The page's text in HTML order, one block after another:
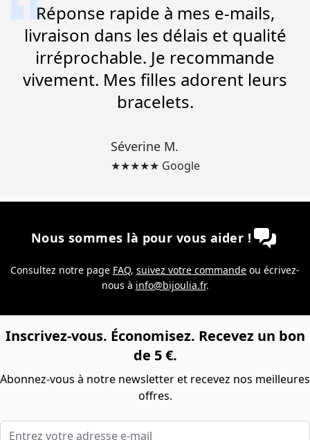
Réponse rapide à mes e-mails,
livraison dans les délais et qualité
irréprochable. Je recommande
vivement. Mes filles adorent leurs
bracelets.
Séverine M.
★★★★★ Google
Nous sommes là pour vous aider !
Consultez notre page FAQ, suivez votre commande ou écrivez-
nous à info@bijoulia.fr.
Inscrivez-vous. Économisez. Recevez un bon
de 5 €.
Abonnez-vous à notre newsletter et recevez nos meilleures
offres.
Entrez votre adresse e-mail